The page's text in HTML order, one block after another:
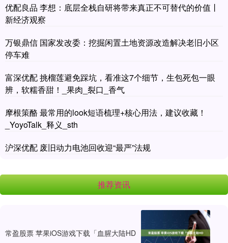
优配良品 李想：底层全栈自研将带来真正不可替代的价值丨
新经济观察
万银鼎信 国家发改委：挖掘闲置土地资源改造解决老旧小区
停车难
富深优配 挑榴莲避免踩坑，看准这7个细节，生包死包一眼
辨，软糯香甜！_果肉_裂口_香气
摩根策酪 最常用的look短语梳理+核心用法，建议收藏！
_YoyoTalk_释义_sth
沪深优配 废旧动力电池回收迎“最严”法规
推荐资讯
常盈股票 苹果iOS游戏下载「血腥大陆HD